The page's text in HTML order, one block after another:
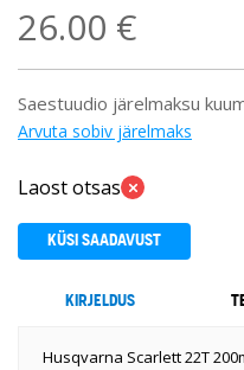
26.00 €
Saestuudio järelmaksu
Arvuta sobiv järelmaks
Laost otsas
KÜSI SAADAVUST
KIRJELDUS
Husqvarna Scarlett 22T